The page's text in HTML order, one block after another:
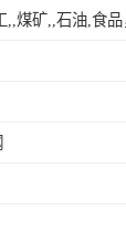
,,煤矿,,石油,食品